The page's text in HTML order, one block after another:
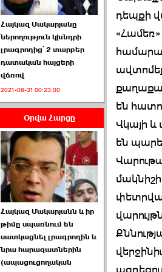
ՏԵՍԱՆՅՈՒԹ․ Ի՞նչ
իրավիճակ է այս ›››
2026-07-04 10:40:00
Սահմանադրական
դատարանը մերժեց ›››
2026-07-02 00:39:00
Հայկազ Մակարյանը
ներողություն կխնդրի
լրագրողից՝ 2 տարբեր
դատական հայցերի
վճռով
2021-08-31 00:23:00
Օրվա Հարցը
Հայկազ Մակարյանն և իր
թիմը սպառնում են
սատկացնել լրագրողին և
նրա հարազատներին
(ապացուցողական
դեպքի
են
Վկայի
են